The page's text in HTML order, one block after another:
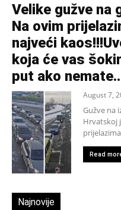
Velike gužve na
Na ovim
najveći
koja će vas
put ako
August 7,
Gužve na
Hrvatskoj
Read
Najnovije